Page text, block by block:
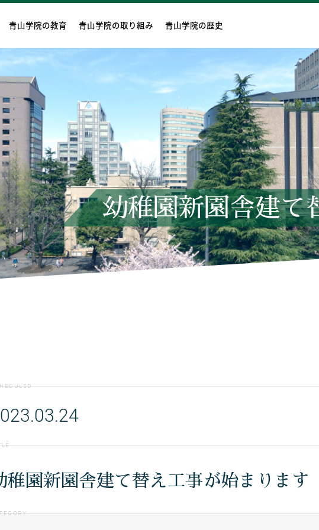
青山学院の教育 青山学院の取り組み 青山学院の歴史
幼稚園新園舎建て
稚園新園舎建て替え工事が始まります